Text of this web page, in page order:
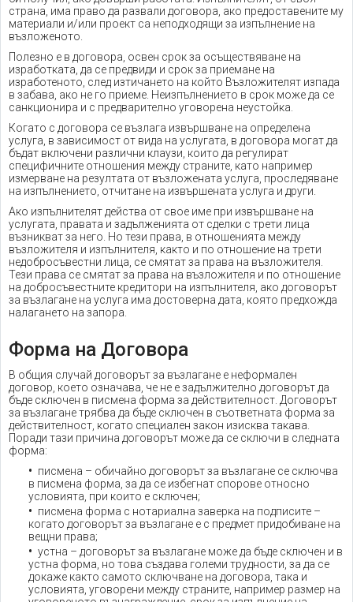
страна, има право да развали договора, ако предоставените му
материали и/или проект са неподходящи за изпълнение на
възложеното.
Полезно е в договора, освен срок за осъществяване на
изработката, да се предвиди и срок за приемане на
изработеното, след изтичането на който Възложителят изпада
в забава, ако не го приеме. Неизпълнението в срок може да се
санкционира и с предварително уговорена неустойка.
Когато с договора се възлага извършване на определена
услуга, в зависимост от вида на услугата, в договора могат да
бъдат включени различни клаузи, които да регулират
специфичните отношения между страните, като например
измерване на резултата от възложената услуга, проследяване
на изпълнението, отчитане на извършената услуга и други.
Ако изпълнителят действа от свое име при извършване на
услугата, правата и задълженията от сделки с трети лица
възникват за него. Но тези права, в отношенията между
възложителя и изпълнителя, както и по отношение на трети
недобросъвестни лица, се смятат за права на възложителя.
Тези права се смятат за права на възложителя и по отношение
на добросъвестните кредитори на изпълнителя, ако договорът
за възлагане на услуга има достоверна дата, която предхожда
налагането на запора.
Форма на Договора
В общия случай договорът за възлагане е неформален
договор, което означава, че не е задължително договорът да
бъде сключен в писмена форма за действителност. Договорът
за възлагане трябва да бъде сключен в съответната форма за
действителност, когато специален закон изисква такава.
Поради тази причина договорът може да се сключи в следната
форма:
писмена – обичайно договорът за възлагане се сключва
в писмена форма, за да се избегнат спорове относно
условията, при които е сключен;
писмена форма с нотариална заверка на подписите –
когато договорът за възлагане е с предмет придобиване на
вещни права;
устна – договорът за възлагане може да бъде сключен и в
устна форма, но това създава големи трудности, за да се
докаже както самото сключване на договора, така и
условията, уговорени между страните, например размер на